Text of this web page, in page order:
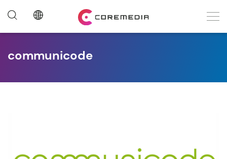
communicode